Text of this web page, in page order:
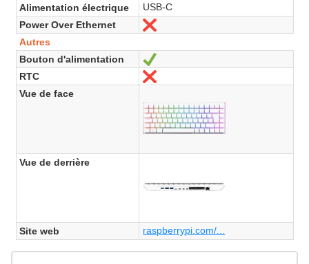
Alimentation électrique
USB-C
Power Over Ethernet
Non
Autres
Bouton d'alimentation
Oui
RTC
Non
Vue de face
Vue de derrière
Site web raspberrypi.com/...